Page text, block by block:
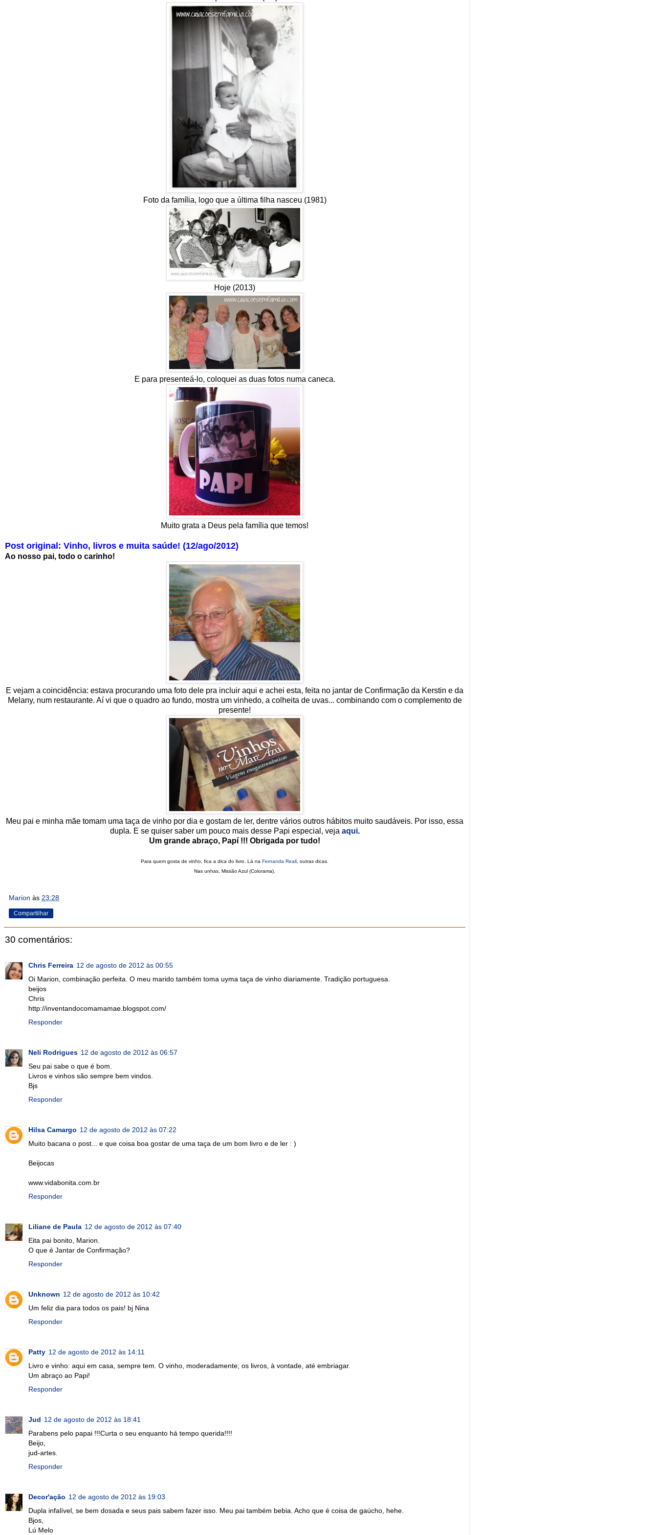
Foto da família, logo que a última filha nasceu (1981)
Hoje (2013)
E para presenteá-lo, coloquei as duas fotos numa caneca.
Muito grata a Deus pela família que temos!
Post original: Vinho, livros e muita saúde! (12/ago/2012)
Ao nosso pai, todo o carinho!
E vejam a coincidência: estava procurando uma foto dele pra incluir aqui e achei esta, feita no jantar de Confirmação da Kerstin e da
Melany, num restaurante. Aí vi que o quadro ao fundo, mostra um vinhedo, a colheita de uvas... combinando com o complemento de
presente!
Meu pai e minha mãe tomam uma taça de vinho por dia e gostam de ler, dentre vários outros hábitos muito saudáveis. Por isso, essa
dupla. E se quiser saber um pouco mais desse Papi especial, veja aqui.
Um grande abraço, Papí !!! Obrigada por tudo!
Para quem gosta de vinho, fica a dica do livro. Lá na Fernanda Reali, outras dicas.
Nas unhas, Missão Azul (Colorama).
Marion às 23:28
Compartilhar
30 comentários:
Chris Ferreira 12 de agosto de 2012 às 00:55
Oi Marion, combinação perfeita. O meu marido também toma uyma taça de vinho diariamente. Tradição portuguesa.
beijos
Chris
http://inventandocomamamae.blogspot.com/
Responder
Neli Rodrigues 12 de agosto de 2012 às 06:57
Seu pai sabe o que é bom.
Livros e vinhos são sempre bem vindos.
Bjs
Responder
Hilsa Camargo 12 de agosto de 2012 às 07:22
Muito bacana o post... e que coisa boa gostar de uma taça de um bom livro e de ler : )
Beijocas
www.vidabonita.com.br
Responder
Liliane de Paula 12 de agosto de 2012 às 07:40
Eita pai bonito, Marion.
O que é Jantar de Confirmação?
Responder
Unknown 12 de agosto de 2012 às 10:42
Um feliz dia para todos os pais! bj Nina
Responder
Patty 12 de agosto de 2012 às 14:11
Livro e vinho: aqui em casa, sempre tem. O vinho, moderadamente; os livros, à vontade, até embriagar.
Um abraço ao Papi!
Responder
Jud 12 de agosto de 2012 às 18:41
Parabens pelo papai !!!Curta o seu enquanto há tempo querida!!!!
Beijo,
jud-artes.
Responder
Decor'ação 12 de agosto de 2012 às 19:03
Dupla infalível, se bem dosada e seus pais sabem fazer isso. Meu pai também bebia. Acho que é coisa de gaúcho, hehe.
Bjos,
Lú Melo